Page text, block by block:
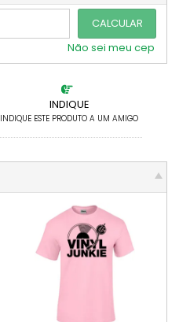
INDIQUE
INDIQUE ESTE PRODUTO A UM AMIGO
CALCULAR
Não sei meu cep